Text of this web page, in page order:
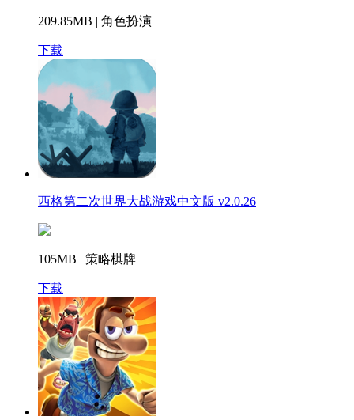
209.85MB | 角色扮演
下载
西格第二次世界大战游戏中文版 v2.0.26
105MB | 策略棋牌
下载